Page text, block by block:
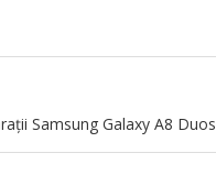
Samsung Galaxy A8 Duos